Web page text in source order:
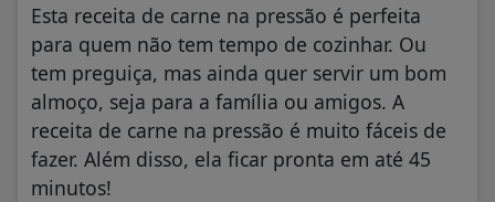
Esta receita de carne na pressão é perfeita
para quem não tem tempo de cozinhar. Ou
tem preguiça, mas ainda quer servir um bom
almoço, seja para a família ou amigos. A
receita de carne na pressão é muito fáceis de
fazer. Além disso, ela ficar pronta em até 45
minutos!